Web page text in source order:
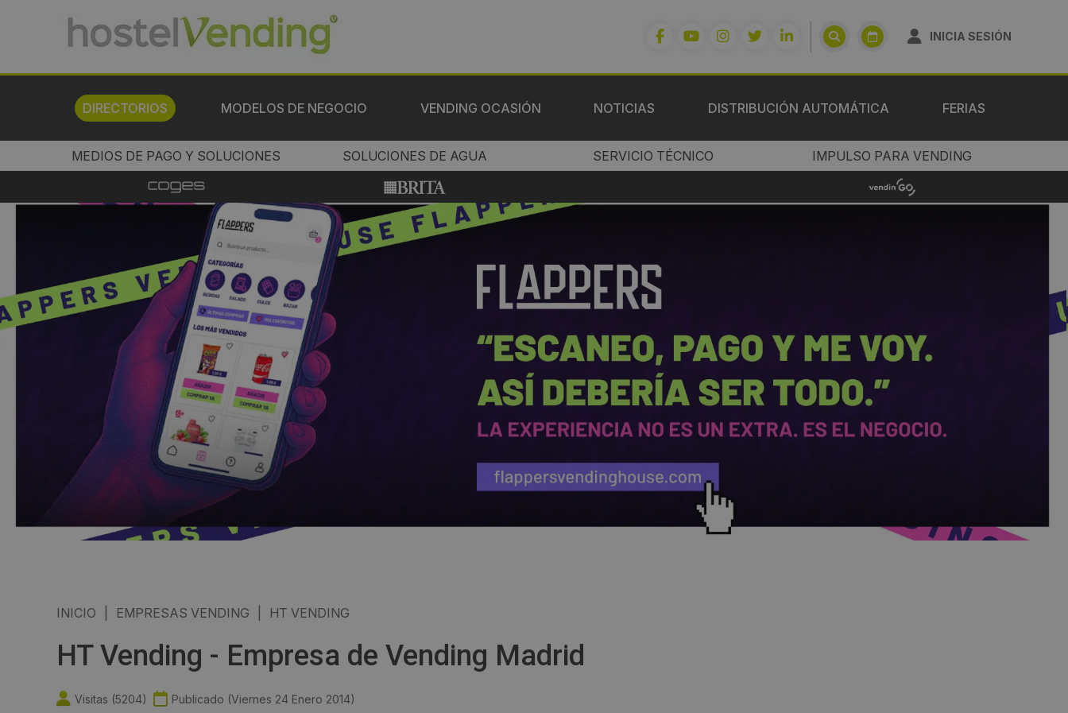
INICIA SESIÓN
DIRECTORIOS MODELOS DE NEGOCIO VENDING OCASIÓN NOTICIAS DISTRIBUCIÓN AUTOMÁTICA FERIAS
MEDIOS DE PAGO Y SOLUCIONES SOLUCIONES DE AGUA SERVICIO TÉCNICO IMPULSO PARA VENDING
INICIO EMPRESAS VENDING HT VENDING
HT Vending - Empresa de Vending Madrid
Visitas (5204) Publicado (Viernes 24 Enero 2014)